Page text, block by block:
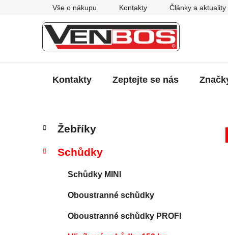
Vše o nákupu Kontakty Články a aktuality
Kontakty Zeptejte se nás
P
s
Přeskočit
kategorie
a
e
Žebříky
Schůdky
Schůdky MINI
Oboustranné schůdky
Oboustranné schůdky PROFI